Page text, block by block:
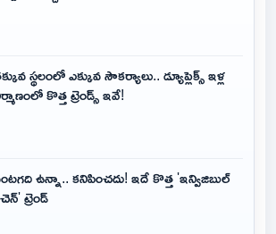
స్థలంలో ఎక్కువ సౌకర్యాలు.. డ్యూప్లెక్స్ ఇళ్ల
కొత్త ట్రెండ్స్ ఇవే!
ఉన్నా.. కనిపించదు! ఇదే కొత్త 'ఇన్విజిబుల్
ట్రెండ్